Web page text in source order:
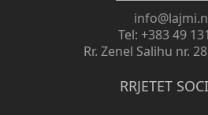
Tel: +383 49
Rr. Zenel Salihu nr.
RRJETET